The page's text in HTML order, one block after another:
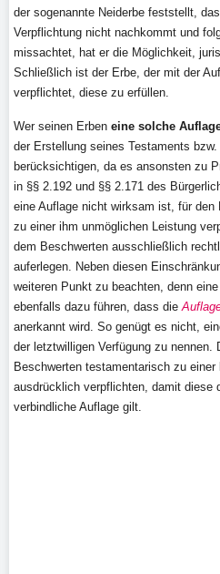
der sogenannte Neiderbe feststellt,
Verpflichtung nicht nachkommt und
missachtet, hat er die Möglichkeit,
Schließlich ist der Erbe, der mit der
verpflichtet, diese zu erfüllen.
Wer seinen Erben eine solche
der Erstellung seines Testaments
berücksichtigen, da es ansonsten zu
in §§ 2.192 und §§ 2.171 des
eine Auflage nicht wirksam ist, für
zu einer ihm unmöglichen Leistung
dem Beschwerten ausschließlich
auferlegen. Neben diesen
weiteren Punkt zu beachten, denn
ebenfalls dazu führen, dass die
anerkannt wird. So genügt es nicht,
der letztwilligen Verfügung zu nennen.
Beschwerten testamentarisch zu
ausdrücklich verpflichten, damit diese
verbindliche Auflage gilt.